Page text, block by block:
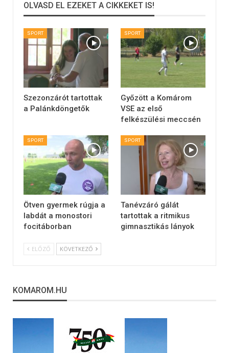
OLVASD EL EZEKET A CIKKEKET IS!
SPORT
Szezonzárót tartottak
a Palánkdöngetők
SPORT
Győzött a Komárom
VSE az első
felkészülési meccsén
SPORT
Ötven gyermek rúgja a
labdát a monostori
focitáborban
SPORT
Tanévzáró gálát
tartottak a ritmikus
gimnasztikás lányok
ELŐZŐ KÖVETKEZŐ
KOMAROM.HU